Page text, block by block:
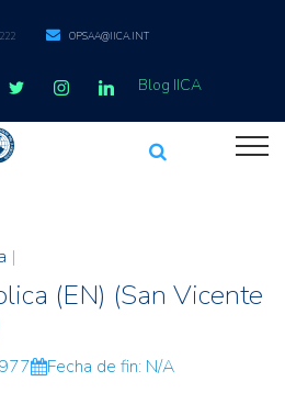
OPSAA@IICA.INT
Blog IICA
|
(EN) (San Vicente
Fecha de fin: N/A